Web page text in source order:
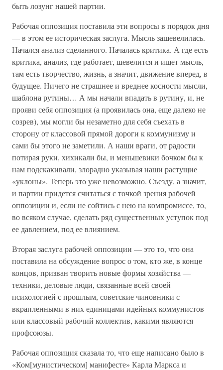
быть лозунг нашей партии.
Рабочая оппозиция поставила эти вопросы в порядок дня
— в этом ее историческая заслуга. Мысль зашевелилась.
Начался анализ сделанного. Началась критика. А где есть
критика, анализ, где работает, шевелится и ищет мысль,
там есть творчество, жизнь, а значит, движение вперед, в
будущее. Ничего не страшнее и вреднее косности мысли,
шаблона рутины… А мы начали впадать в рутину, и, не
прояви себя оппозиция (а проявилась она, еще далеко не
созрев), мы могли бы незаметно для себя съехать в
сторону от классовой прямой дороги к коммунизму и
сами бы этого не заметили. А наши враги, от радости
потирая руки, хихикали бы, и меньшевики бочком бы к
нам подскакивали, злорадно указывая наши растущие
«уклоны». Теперь это уже невозможно. Съезду, а значит,
и партии придется считаться с точкой зрения рабочей
оппозиции и, если не сойтись с нею на компромиссе, то,
во всяком случае, сделать ряд существенных уступок под
ее давлением, под ее влиянием.
Вторая заслуга рабочей оппозиции — это то, что она
поставила на обсуждение вопрос о том, кто же, в конце
концов, призван творить новые формы хозяйства —
техники, деловые люди, связанные всей своей
психологией с прошлым, советские чиновники с
вкрапленными в них единицами идейных коммунистов
или классовый рабочий коллектив, какими являются
профсоюзы.
Рабочая оппозиция сказала то, что еще написано было в
«Ком[мунистическом] манифесте» Карла Маркса и